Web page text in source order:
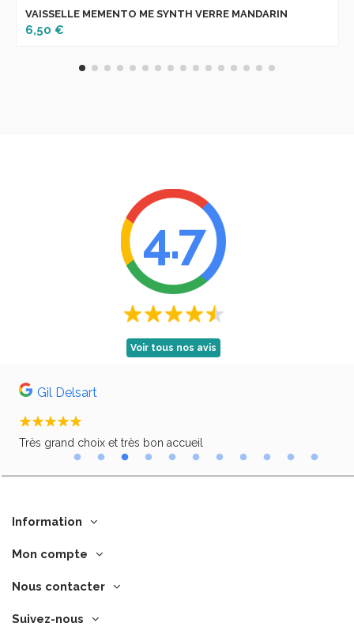
VAISSELLE MEMENTO ME SYNTH VERRE MANDARIN
6,50 €
4.7
Voir tous nos avis
Gil Delsart
Très grand choix et très bon accueil
Information
Mon compte
Nous contacter
Suivez-nous